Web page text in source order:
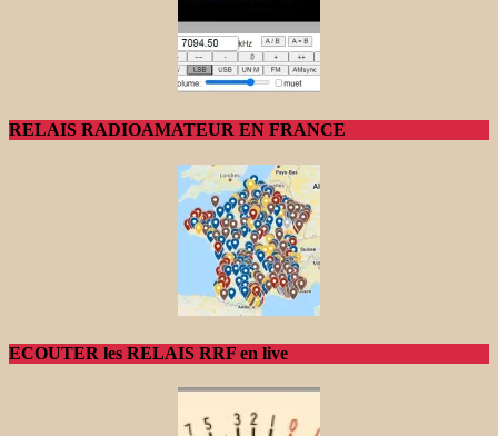
RELAIS RADIOAMATEUR EN FRANCE
ECOUTER les RELAIS RRF en live